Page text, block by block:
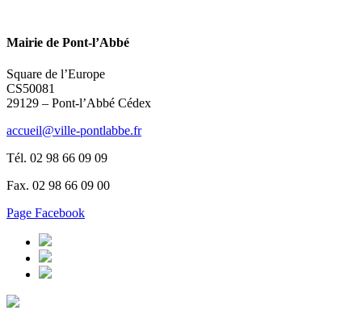
Mairie de Pont-l’Abbé
Square de l’Europe
CS50081
29129 – Pont-l’Abbé Cédex
accueil@ville-pontlabbe.fr
Tél. 02 98 66 09 09
Fax. 02 98 66 09 00
Page Facebook